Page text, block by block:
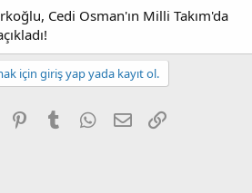
Cedi Osman'ın Milli Takım'da
için giriş yap yada kayıt ol.
Reddit PinterestTumblr WhatsApp
E-posta